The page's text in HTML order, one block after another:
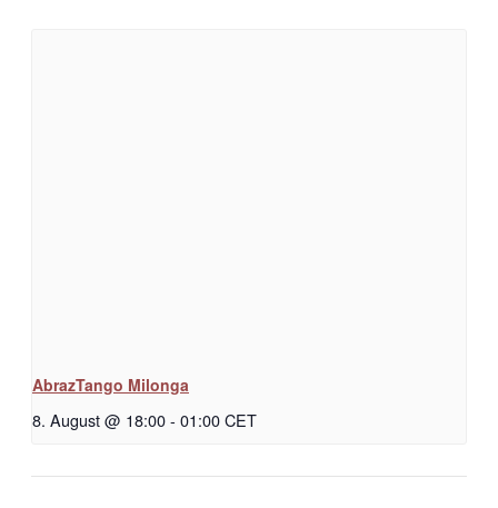
AbrazTango Milonga
8. August @ 18:00- 01:00CET